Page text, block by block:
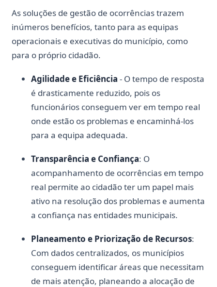
As soluções de gestão de ocorrências trazem
inúmeros benefícios, tanto para as equipas
operacionais e executivas do município, como
para o próprio cidadão.
Agilidade e Eficiência - O tempo de resposta
é drasticamente reduzido, pois os
funcionários conseguem ver em tempo real
onde estão os problemas e encaminhá-los
para a equipa adequada.
Transparência e Confiança: O
acompanhamento de ocorrências em tempo
real permite ao cidadão ter um papel mais
ativo na resolução dos problemas e aumenta
a confiança nas entidades municipais.
Planeamento e Priorização de Recursos:
Com dados centralizados, os municípios
conseguem identificar áreas que necessitam
de mais atenção, planeando a alocação de